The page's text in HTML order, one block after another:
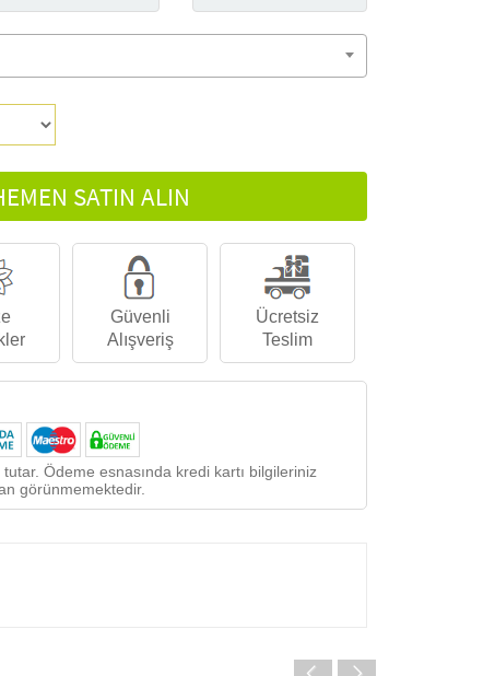
SATIN ALIN
Güvenli
Alışveriş
Ücretsiz
Teslim
Ödeme esnasında kredi kartı bilgileriniz
görünmemektedir.